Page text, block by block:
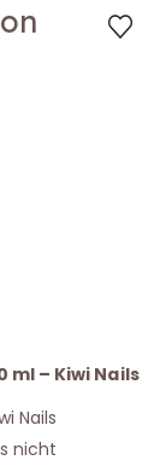
ml – Kiwi Nails
Nails
nicht